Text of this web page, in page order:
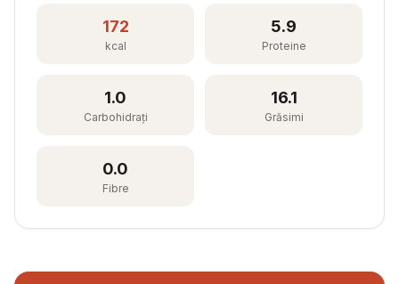
172
kcal
5.9
Proteine
1.0
Carbohidrați
16.1
Grăsimi
0.0
Fibre